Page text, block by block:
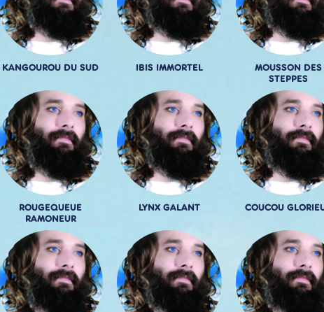
KANGOUROU DU SUD IBIS IMMORTEL
MOUSSON DES
STEPPES
ROUGEQUEUE
RAMONEUR
LYNX GALANT COUCOU